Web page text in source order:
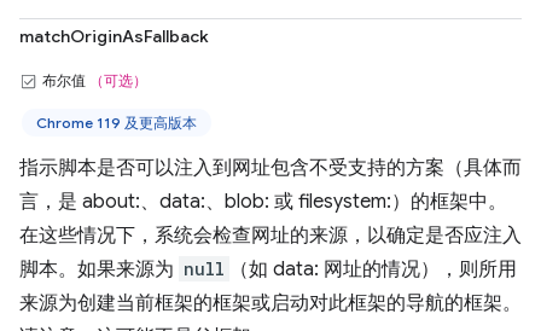
matchOriginAsFallback
布尔值 （可选）
Chrome 119 及更高版本
指示脚本是否可以注入到网址包含不受支持的方案（具体而
言，是 about:、data:、blob: 或 filesystem:）的框架中。
在这些情况下，系统会检查网址的来源，以确定是否应注入
脚本。如果来源为 null
（如 data: 网址的情况），则所用
来源为创建当前框架的框架或启动对此框架的导航的框架。